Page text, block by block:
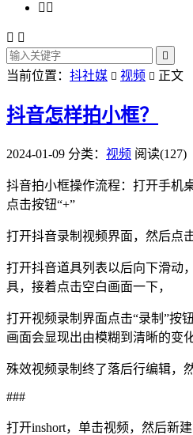
 
 

当前位置： 抖社媒  视频  正文
抖音怎样拍小框？
2024-01-09 分类： 视频 阅读(127)
抖音拍小框操作流程：打开手机
点击按钮“+”
打开抖音录制视频界面，然后点
打开抖音道具列表以后向下滑动
具，接着点击空白画面一下，
打开视频录制界面点击“录制”按
画面会显现出由模糊到清晰的变
殊效视频录制终了落后行编辑，
###
打开inshort，单击视频，然后新